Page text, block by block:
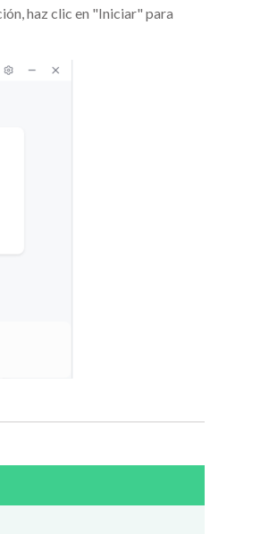
haz clic en "Iniciar" para